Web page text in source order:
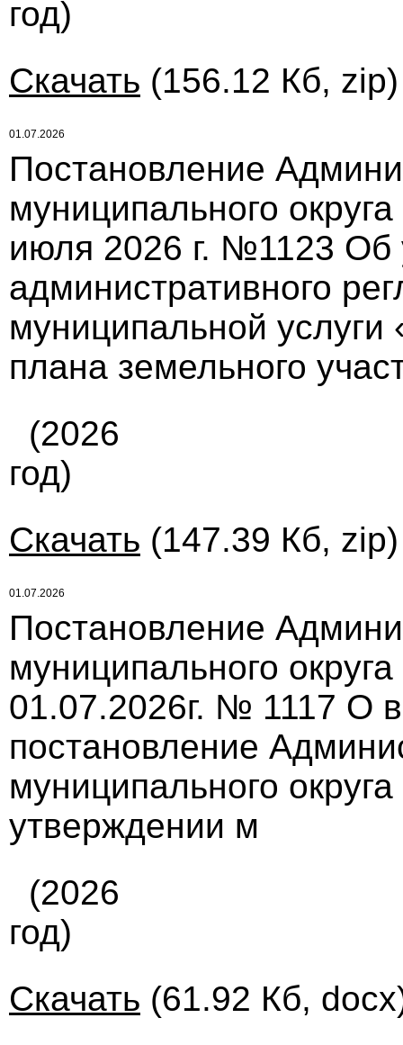
год)
Скачать (156.12 Кб,
01.07.2026
Постановление
муниципального
июля 2026 г. №1123 Об
административного
муниципальной услуги
плана земельного
(2026
год)
Скачать (147.39 Кб,
01.07.2026
Постановление
муниципального
01.07.2026г. № 1117 О
постановление
муниципального
утверждении м
(2026
год)
Скачать (61.92 Кб,